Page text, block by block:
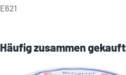
E621
Häufig zusammen gekauft